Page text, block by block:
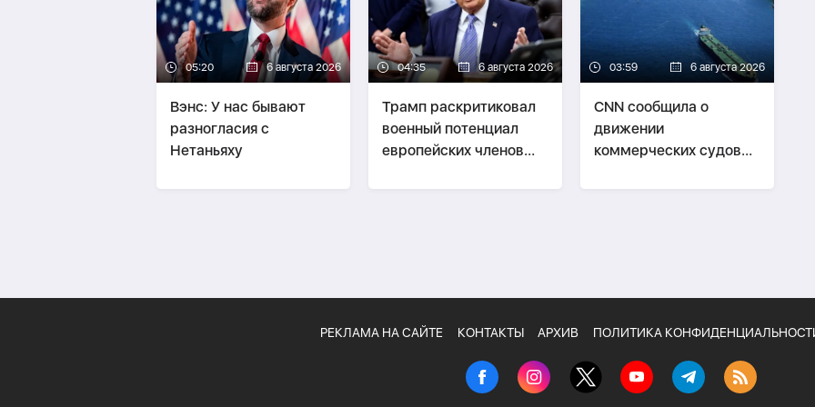
05:20 6 августа 2026
Вэнс: У нас бывают
разногласия с
Нетаньяху
04:35 6 августа 2026
Трамп раскритиковал
военный потенциал
европейских членов
03:59 6 августа 2026
CNN сообщила о
движении
коммерческих судов
пролив
РЕКЛАМА НА САЙТЕ КОНТАКТЫ АРХИВ ПОЛИТИКА